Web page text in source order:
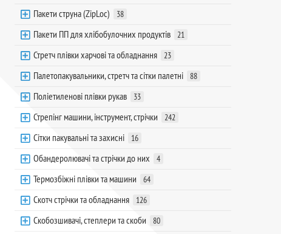
Пакети струна (ZipLoc) 38
Пакети ПП для хлібобулочних продуктів 21
Стретч плівки харчові та обладнання 23
Палетопакувальники, стретч та сітки палетні 88
Поліетиленові плівки рукав 33
Стрепінг машини, інструмент, стрічки 242
Сітки пакувальні та захисні 16
Обандеролювачі та стрічки до них 4
Термозбіжні плівки та машини 64
Скотч стрічки та обладнання 126
Скобозшивачі, степлери та скоби 80